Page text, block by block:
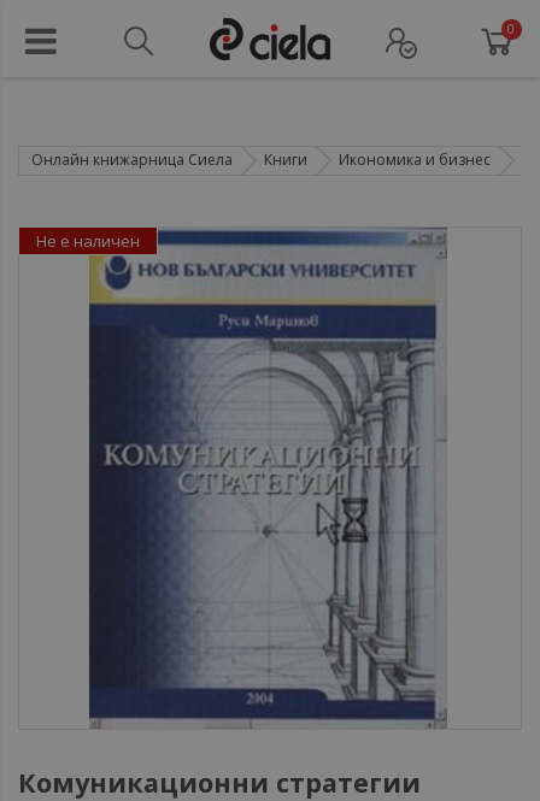
0
Онлайн книжарница Сиела Книги Икономика и бизнес
Комуникационни стратегии
Не е наличен